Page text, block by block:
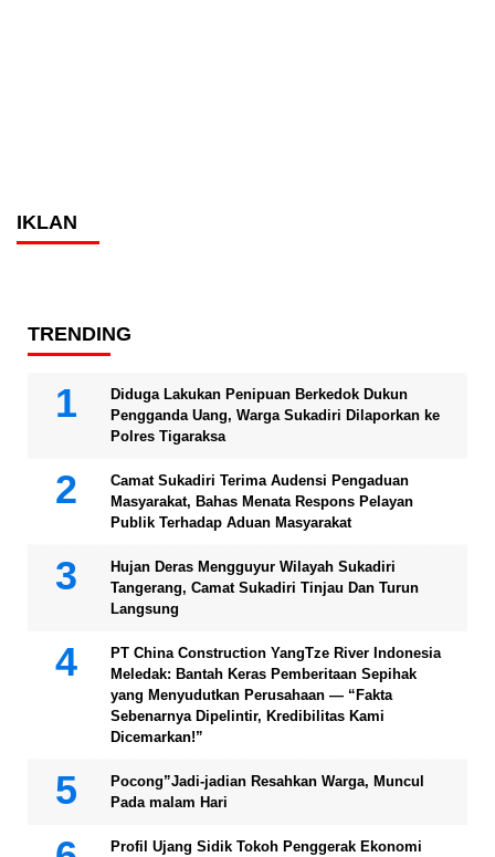
IKLAN
TRENDING
Diduga Lakukan Penipuan Berkedok Dukun
Pengganda Uang, Warga Sukadiri Dilaporkan ke
Polres Tigaraksa
Camat Sukadiri Terima Audensi Pengaduan
Masyarakat, Bahas Menata Respons Pelayan
Publik Terhadap Aduan Masyarakat
Hujan Deras Mengguyur Wilayah Sukadiri
Tangerang, Camat Sukadiri Tinjau Dan Turun
Langsung
PT China Construction YangTze River Indonesia
Meledak: Bantah Keras Pemberitaan Sepihak
yang Menyudutkan Perusahaan — “Fakta
Sebenarnya Dipelintir, Kredibilitas Kami
Dicemarkan!”
Pocong”Jadi-jadian Resahkan Warga, Muncul
Pada malam Hari
Profil Ujang Sidik Tokoh Penggerak Ekonomi